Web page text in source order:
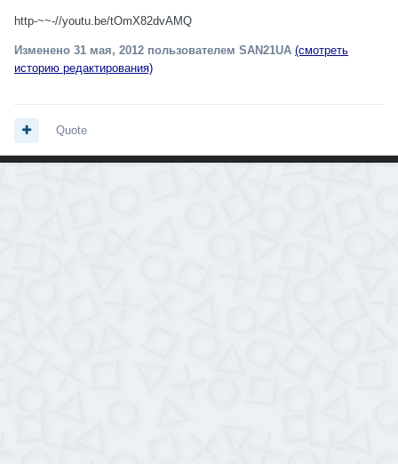
http-~~-//youtu.be/tOmX82dvAMQ
Изменено 31 мая, 2012 пользователем SAN21UA (смотреть
историю редактирования)
Quote